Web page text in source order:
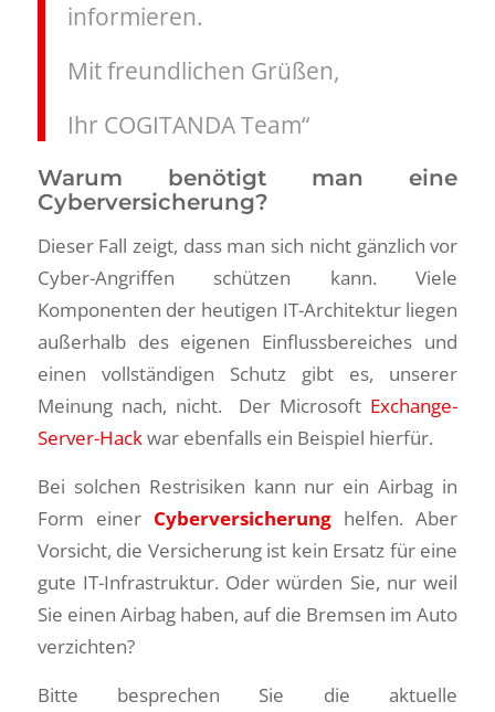
informieren.
Mit freundlichen Grüßen,
Ihr COGITANDA Team“
Warum benötigt man eine
Cyberversicherung?
Dieser Fall zeigt, dass man sich nicht gänzlich vor
Cyber-Angriffen schützen kann. Viele
Komponenten der heutigen IT-Architektur liegen
außerhalb des eigenen Einflussbereiches und
einen vollständigen Schutz gibt es, unserer
Meinung nach, nicht. Der Microsoft Exchange-
Server-Hackwar ebenfalls ein Beispiel hierfür.
Bei solchen Restrisiken kann nur ein Airbag in
Form einer Cyberversicherung helfen. Aber
Vorsicht, die Versicherung ist kein Ersatz für eine
gute IT-Infrastruktur. Oder würden Sie, nur weil
Sie einen Airbag haben, auf die Bremsen im Auto
verzichten?
Bitte besprechen Sie die aktuelle